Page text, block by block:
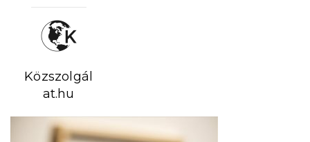
Közszolgál
at.hu